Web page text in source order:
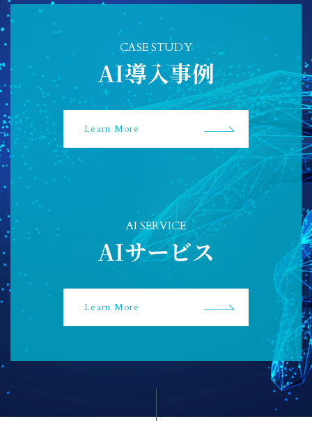
CASE STUDY
AI導入事例
Learn More
AI SERVICE
AIサービス
Learn More